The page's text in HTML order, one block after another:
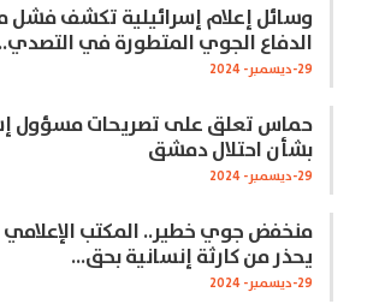
وسائل إعلام إسرائيلية تكشف فشل
الدفاع الجوي المتطورة في
29-ديسمبر- 2024
حماس تعلق على تصريحات مسؤول
بشأن احتلال دمشق
29-ديسمبر- 2024
منخفض جوي خطير.. المكتب
يحذر من كارثة إنسانية بحق…
29-ديسمبر- 2024